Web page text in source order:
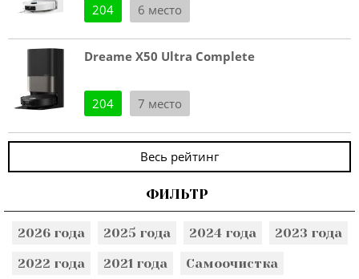
204 6 место
Dreame X50 Ultra Complete
204 7 место
Весь рейтинг
ФИЛЬТР
2026 года 2025 года 2024 года
2023 года
2022 года
2021 года
Самоочистка